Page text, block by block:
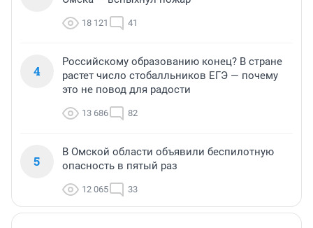
18 121 41
4
Российскому образованию конец? В стране
растет число стобалльников ЕГЭ — почему
это не повод для радости
13 686 82
5
В Омской области объявили беспилотную
опасность в пятый раз
12 065 33